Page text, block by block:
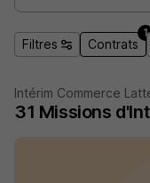
Filtres Contrats
1
Intérim Commerce
31 Missions